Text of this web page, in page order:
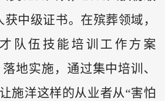
中级证书。在殡葬领域，
队伍技能培训工作方案
落地实施，通过集中培训、
施洋这样的从业者从“害怕